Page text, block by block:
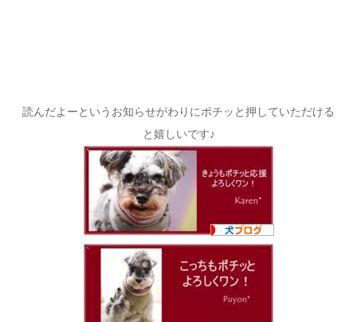
読んだよーというお知らせがわりにポチッと押していただける
と嬉しいです♪